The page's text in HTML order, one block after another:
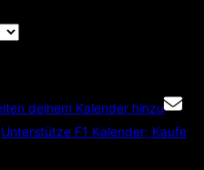
deinem Kalender hinzu
Unterstütze F1 Kalender; Kaufe